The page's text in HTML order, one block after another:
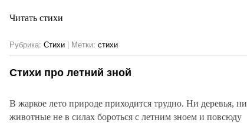
Читать стихи
Рубрика: Стихи | Метки: стихи
Стихи про летний зной
В жаркое лето природе приходится трудно. Ни деревья, ни
животные не в силах бороться с летним зноем и повсюду